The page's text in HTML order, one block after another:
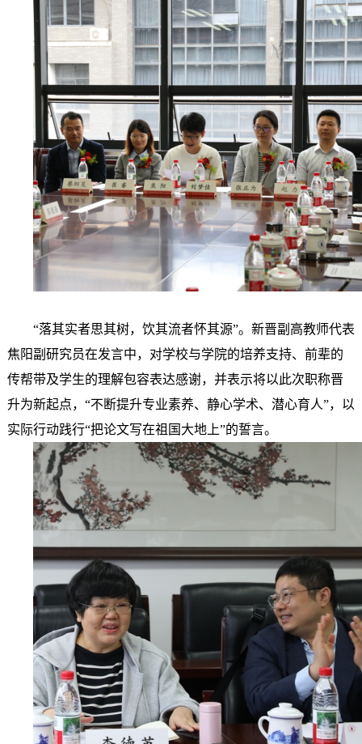
“落其实者思其树，饮其流者怀其源”。新晋副高教师代表
焦阳副研究员在发言中，对学校与学院的培养支持、前辈的
传帮带及学生的理解包容表达感谢，并表示将以此次职称晋
升为新起点，“不断提升专业素养、静心学术、潜心育人”，以
实际行动践行“把论文写在祖国大地上”的誓言。